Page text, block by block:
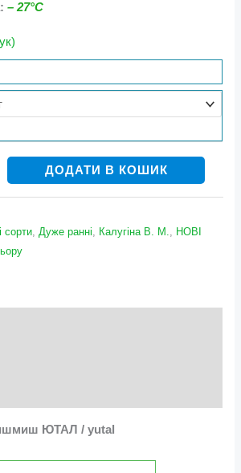
– 27°С
ДОДАТИ В КОШИК
сорти Дуже ранні Калугіна В. М.
НОВІ
ЮТАЛ / yutal